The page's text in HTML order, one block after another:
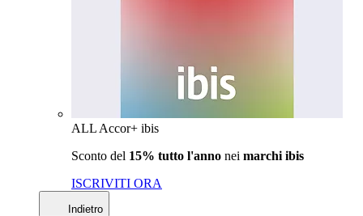
ALL Accor+ ibis
Sconto del 15% tutto l'anno nei marchi ibis
ISCRIVITI ORA
Indietro